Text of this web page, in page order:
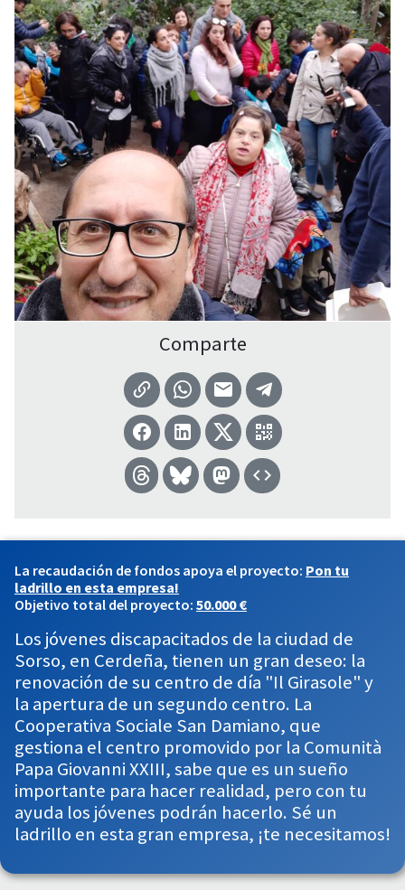
Comparte
La recaudación de fondos apoya el proyecto: Pon tu
ladrillo en esta empresa!
Objetivo total del proyecto: 50.000 €
Los jóvenes discapacitados de la ciudad de
Sorso, en Cerdeña, tienen un gran deseo: la
renovación de su centro de día "Il Girasole" y
la apertura de un segundo centro. La
Cooperativa Sociale San Damiano, que
gestiona el centro promovido por la Comunità
Papa Giovanni XXIII, sabe que es un sueño
importante para hacer realidad, pero con tu
ayuda los jóvenes podrán hacerlo. Sé un
ladrillo en esta gran empresa, ¡te necesitamos!